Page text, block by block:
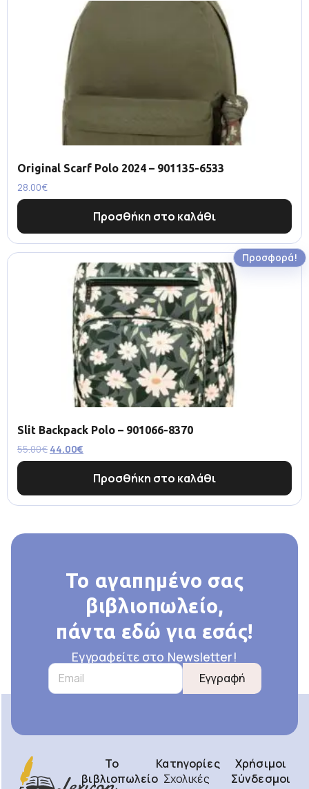
Original Scarf Polo 2024 – 901135-6533
28.00€
Προσθήκη στο καλάθι
Προσφορά!
Slit Backpack Polo – 901066-8370
55.00€ 44.00€
Προσθήκη στο καλάθι
Το αγαπημένο σας
βιβλιοπωλείο,
πάντα εδώ για εσάς!
Εγγραφείτε στο Newsletter!
Εγγραφή
Το
βιβλιοπωλείο
Κατηγορίες
Σχολικές
Χρήσιμοι
Σύνδεσμοι